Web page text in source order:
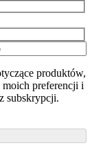
produktów,
preferencji i
subskrypcji.